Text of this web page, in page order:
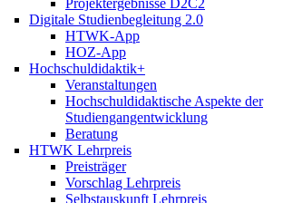
Digitale Studienbegleitung 2.0
HTWK-App
HOZ-App
Hochschuldidaktik+
Veranstaltungen
Hochschuldidaktische Aspekte der
Studiengangentwicklung
Beratung
HTWK Lehrpreis
Preisträger
Vorschlag Lehrpreis
Selbstauskunft Lehrpreis